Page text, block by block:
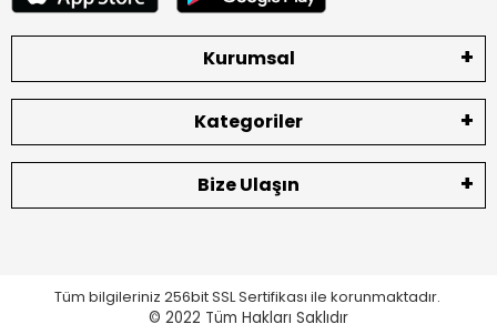
Kurumsal
Kategoriler
Bize Ulaşın
Tüm bilgileriniz 256bit SSL Sertifikası ile korunmaktadır.
© 2022 Tüm Hakları Saklıdır